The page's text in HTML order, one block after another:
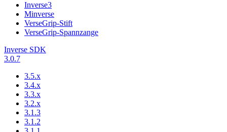
Inverse3
Minverse
VerseGrip-Stift
VerseGrip-Spannzange
Inverse SDK
3.0.7
3.5.x
3.4.x
3.3.x
3.2.x
3.1.3
3.1.2